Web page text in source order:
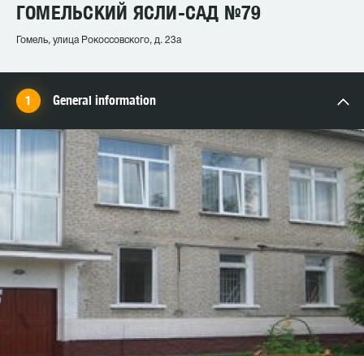
ГОМЕЛЬСКИЙ ЯСЛИ-САД №79
Гомель, улица Рокоссовского, д. 23а
General information